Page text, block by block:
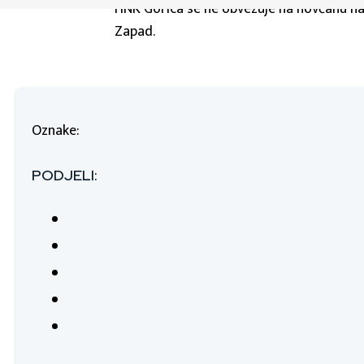
HNK Gorica se ne obvezuje na novčanu
Zapad.
Oznake:
PODJELI: